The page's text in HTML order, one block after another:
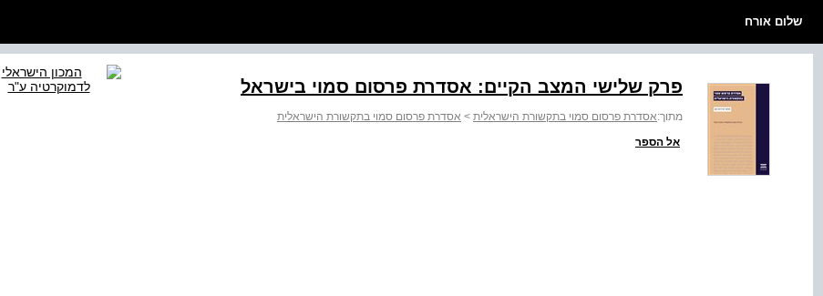
שלום אורח
פרק שלישי המצב הקיים: אסדרת פרסום סמוי בישראל
מתוך:אסדרת פרסום סמוי בתקשורת הישראלית > אסדרת פרסום סמוי בתקשורת הישראלית
אל הספר